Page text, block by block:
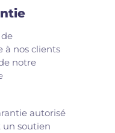
nos clients
notre
autorisé
un soutien